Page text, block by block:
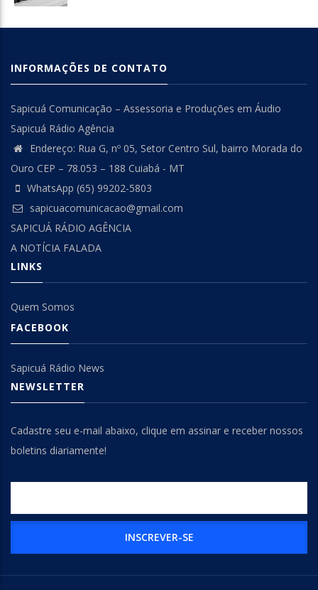
INFORMAÇÕES DE CONTATO
Sapicuá Comunicação – Assessoria e Produções em Áudio
Sapicuá Rádio Agência
Endereço: Rua G, nº 05, Setor Centro Sul, bairro Morada do
Ouro CEP – 78.053 – 188 Cuiabá - MT
WhatsApp (65) 99202-5803
sapicuacomunicacao@gmail.com
SAPICUÁ RÁDIO AGÊNCIA
A NOTÍCIA FALADA
LINKS
Quem Somos
FACEBOOK
Sapicuá Rádio News
NEWSLETTER
Cadastre seu e-mail abaixo, clique em assinar e receber nossos
boletins diariamente!